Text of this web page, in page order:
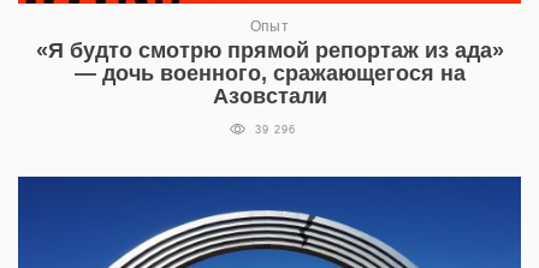
Опыт
«Я будто смотрю прямой репортаж из ада»
— дочь военного, сражающегося на
Азовстали
39 296